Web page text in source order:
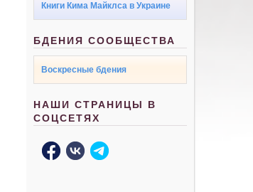
Книги Кима Майклса в Украине
БДЕНИЯ СООБЩЕСТВА
Воскресные бдения
НАШИ СТРАНИЦЫ В
СОЦСЕТЯХ